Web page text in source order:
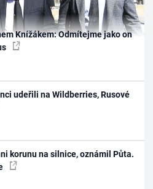
Knížákem: Odmítejme jako on
udeřili na Wildberries, Rusové
korunu na silnice, oznámil Půta.